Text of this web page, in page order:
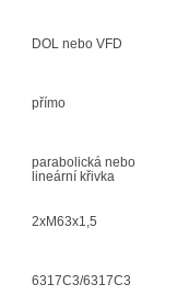
DOL nebo VFD
přímo
parabolická nebo
lineární křivka
2xM63x1,5
6317C3/6317C3